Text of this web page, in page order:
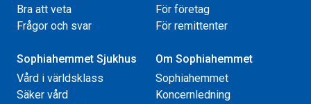
Bra att veta
Frågor och svar
För företag
För remittenter
Sophiahemmet Sjukhus
Vård i världsklass
Säker vård
Om Sophiahemmet
Sophiahemmet
Koncernledning